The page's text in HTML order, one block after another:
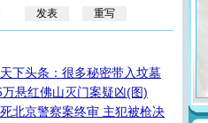
天下头条：很多秘密带入坟墓
悬红佛山灭门案疑凶(图)
北京警察案终审 主犯被枪决